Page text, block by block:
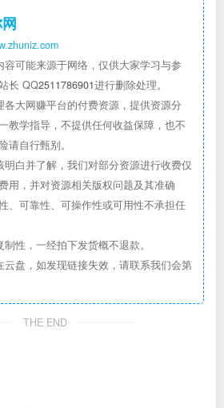
容可能来源于网络，仅供大家学习与参
长 QQ2511786901进行删除处理。
各大网赚平台的付费资源，提供资源分
教学指导，不提供任何收益保障，也不
请自行甄别。
白并了解，我们对部分资源进行收费仅
用，并对资源相关版权问题及其准确
、可靠性、可操作性或可用性不承担任
性，一经拍下发货概不退款。
云盘，如发现链接失效，请联系我们会第
THE END